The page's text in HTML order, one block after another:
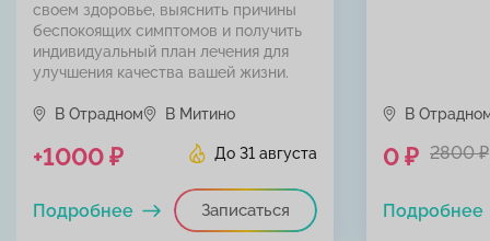
своем здоровье, выяснить причины
беспокоящих симптомов и получить
индивидуальный план лечения для
улучшения качества вашей жизни.
В Отрадном В Митино
До 31 августа
+1000 ₽
Записаться
Подробнее
В
0 ₽ 2800 ₽
Подробнее